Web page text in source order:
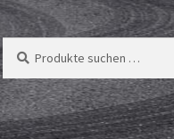
Suchen
nach:
Suchen